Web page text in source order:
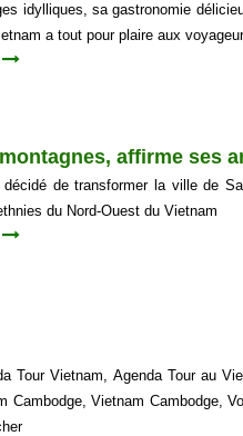
idylliques, sa gastronomie
a tout pour plaire aux
affirme ses
de transformer la ville de
du Nord-Ouest du Vietnam
Tour Vietnam, Agenda Tour au
Cambodge, Vietnam Cambodge,